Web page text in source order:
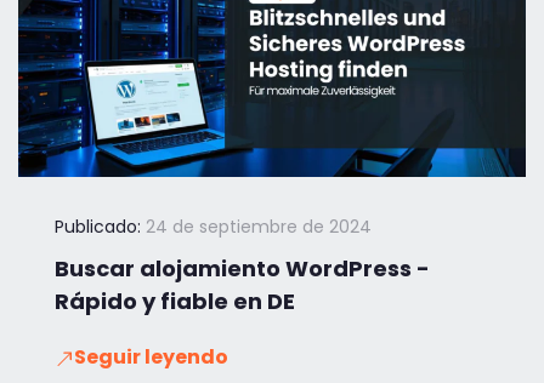
Publicado: 24 de septiembre de 2024
Buscar alojamiento WordPress -
Rápido y fiable en DE
Seguir leyendo